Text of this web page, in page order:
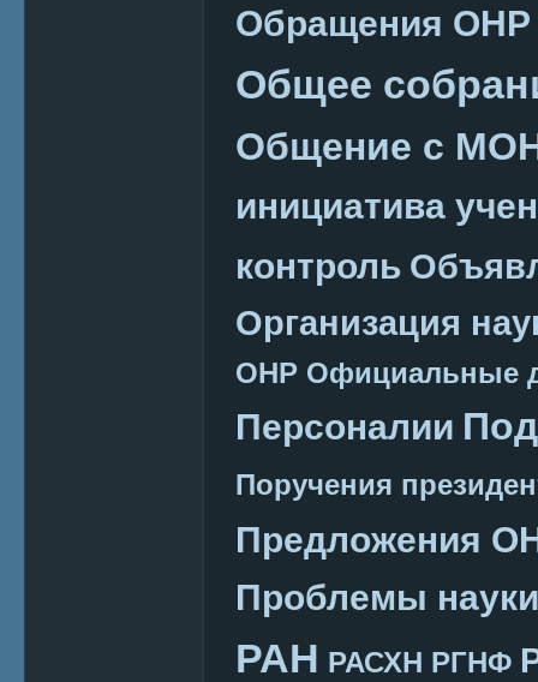
Обращения ОНР
Общее
Общение с
инициатива
контроль
Организация
ОНР Официальные
Персоналии
Поручения
Предложения
Проблемы науки
РАН РАСХН РГНФ